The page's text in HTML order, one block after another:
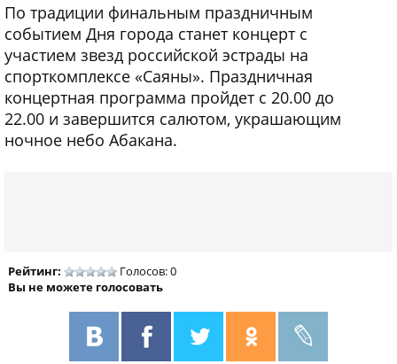
По традиции финальным праздничным
событием Дня города станет концерт с
участием звезд российской эстрады на
спорткомплексе «Саяны». Праздничная
концертная программа пройдет с 20.00 до
22.00 и завершится салютом, украшающим
ночное небо Абакана.
Рейтинг:
Голосов: 0
Вы не можете голосовать